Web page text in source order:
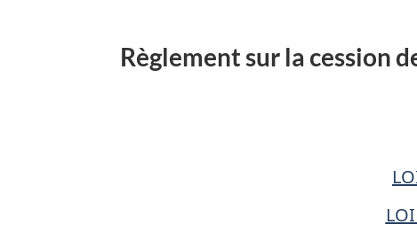
la
Règlement sur la cession